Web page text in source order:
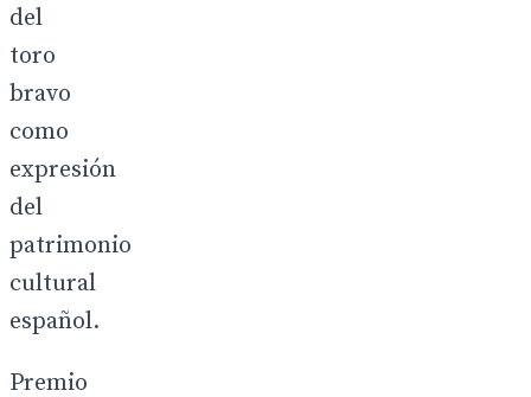
del
toro
bravo
como
expresión
del
patrimonio
cultural
español.
Premio